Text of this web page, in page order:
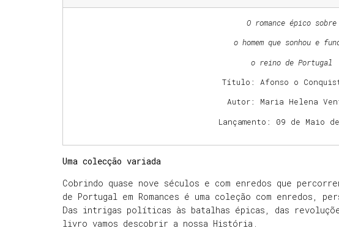
O romance épico sobre
o homem que sonhou e
o reino de Portugal
Título: Afonso o
Autor: Maria Helena
Lançamento: 09 de Maio
Uma colecção variada
Cobrindo quase nove séculos e com enredos que
de Portugal em Romances é uma coleção com enredos,
Das intrigas políticas às batalhas épicas, das
livro vamos descobrir a nossa História.